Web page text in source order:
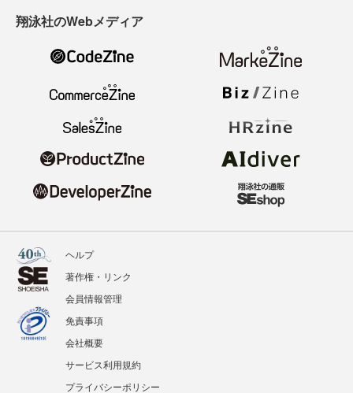
翔泳社のWebメディア
ヘルプ
著作権・リンク
会員情報管理
免責事項
会社概要
サービス利用規約
プライバシーポリシー